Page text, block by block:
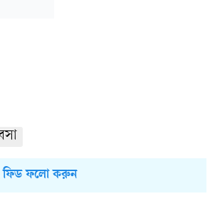
ফিড ফলো করুন